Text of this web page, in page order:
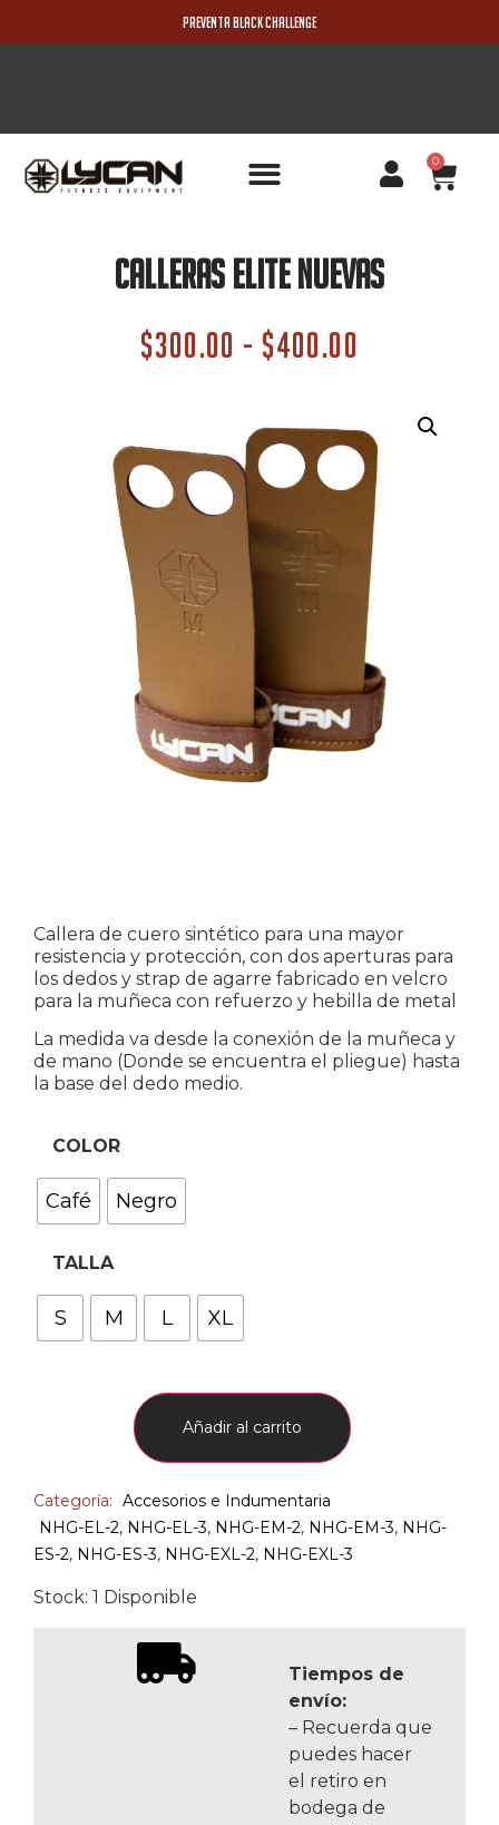
PREVENTA BLACK CHALLENGE
0
Calleras Elite Nuevas
$300.00 - $400.00
Callera de cuero sintético para una mayor
resistencia y protección, con dos aperturas para
los dedos y strap de agarre fabricado en velcro
para la muñeca con refuerzo y hebilla de metal
La medida va desde la conexión de la muñeca y
de mano (Donde se encuentra el pliegue) hasta
la base del dedo medio.
COLOR
Café Negro
TALLA
S M L XL
Añadir al carrito
Categoría: Accesorios e Indumentaria
NHG-EL-2, NHG-EL-3, NHG-EM-2, NHG-EM-3, NHG-
ES-2, NHG-ES-3, NHG-EXL-2, NHG-EXL-3
Stock: 1 Disponible
Tiempos de
envío:
– Recuerda que
puedes hacer
el retiro en
bodega de